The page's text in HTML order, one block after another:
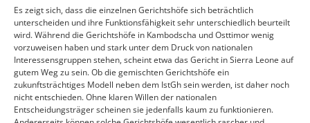
Es zeigt sich, dass die einzelnen Gerichtshöfe sich beträchtlich
unterscheiden und ihre Funktionsfähigkeit sehr unterschiedlich beurteilt
wird. Während die Gerichtshöfe in Kambodscha und Osttimor wenig
vorzuweisen haben und stark unter dem Druck von nationalen
Interessensgruppen stehen, scheint etwa das Gericht in Sierra Leone auf
gutem Weg zu sein. Ob die gemischten Gerichtshöfe ein
zukunftsträchtiges Modell neben dem IstGh sein werden, ist daher noch
nicht entschieden. Ohne klaren Willen der nationalen
Entscheidungsträger scheinen sie jedenfalls kaum zu funktionieren.